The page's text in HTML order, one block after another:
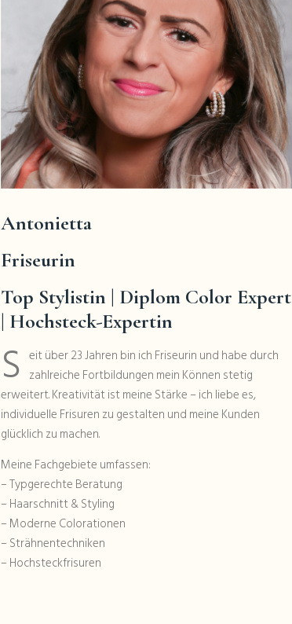
Antonietta
Friseurin
Top Stylistin | Diplom Color Expert
| Hochsteck-Expertin
S eit über 23 Jahren bin ich Friseurin und habe durch
zahlreiche Fortbildungen mein Können stetig
erweitert. Kreativität ist meine Stärke – ich liebe es,
individuelle Frisuren zu gestalten und meine Kunden
glücklich zu machen.
Meine Fachgebiete umfassen:
– Typgerechte Beratung
– Haarschnitt & Styling
– Moderne Colorationen
– Strähnentechniken
– Hochsteckfrisuren